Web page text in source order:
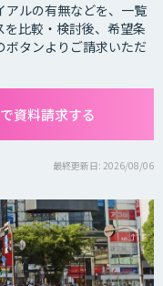
アルの有無などを、一覧
比較・検討後、希望条
タンよりご請求いただ
資料請求する
最終更新日: 2026/08/06